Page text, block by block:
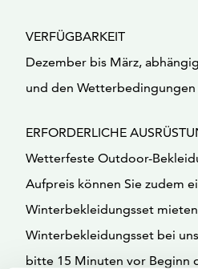
VERFÜGBARKEIT
Dezember bis März,
und den Wetterbedingungen
ERFORDERLICHE
Wetterfeste Outdoor-
Aufpreis können Sie zudem
Winterbekleidungsset
Winterbekleidungsset bei
bitte 15 Minuten vor Beginn